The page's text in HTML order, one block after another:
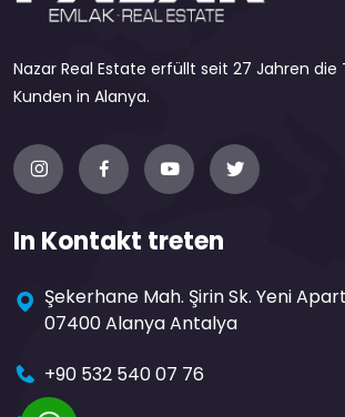
Nazar Real Estate erfüllt seit 27 Jahren
Kunden in Alanya.
In Kontakt treten
Şekerhane Mah. Şirin Sk. Yeni
07400 Alanya Antalya
+90 532 540 07 76